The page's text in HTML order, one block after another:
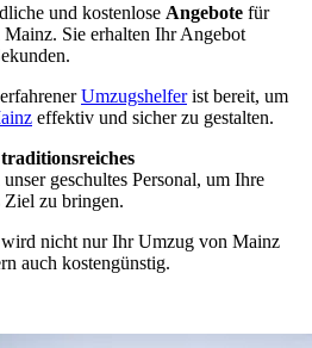
und kostenlose Angebote für
Sie erhalten Ihr Angebot
Umzugshelferist bereit, um
effektiv und sicher zu gestalten.
unser geschultes Personal, um Ihre
zu bringen.
nicht nur Ihr Umzug von Mainz
auch kostengünstig.